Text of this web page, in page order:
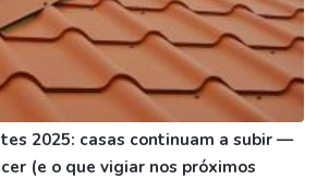
2025: casas continuam a subir —
(e o que vigiar nos próximos